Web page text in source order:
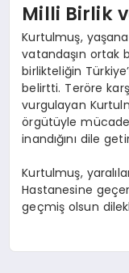
Milli Birlik
Kurtulmuş,
vatandaşın ortak
birlikteliğin
belirtti. Teröre
vurgulayan
örgütüyle
inandığını dile
Kurtulmuş,
Hastanesine
geçmiş olsun